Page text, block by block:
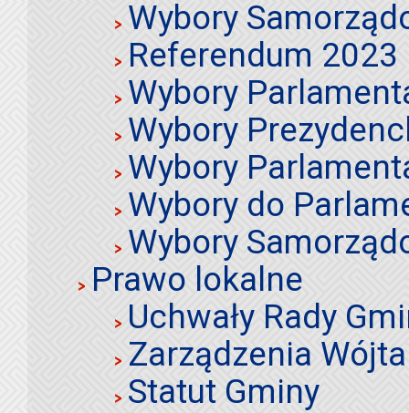
Wybory
Referendum 2023
Wybory
Wybory
Wybory
Wybory do
Wybory
Prawo lokalne
Uchwały Rady
Zarządzenia Wójta
Statut Gminy